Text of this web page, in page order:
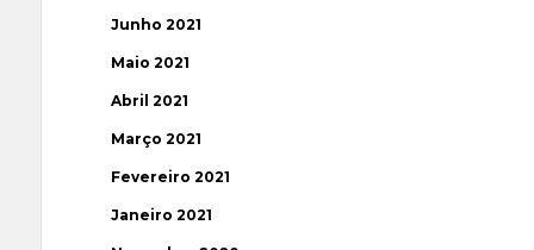
Junho 2021
Maio 2021
Abril 2021
Março 2021
Fevereiro 2021
Janeiro 2021